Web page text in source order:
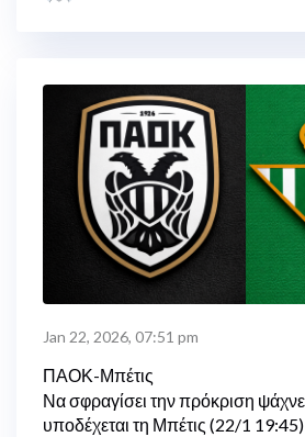
Jan 22, 2026, 07:51 pm
ΠΑΟΚ-Μπέτις
Να σφραγίσει την πρόκριση
υποδέχεται τη Μπέτις (22/1 19:45)